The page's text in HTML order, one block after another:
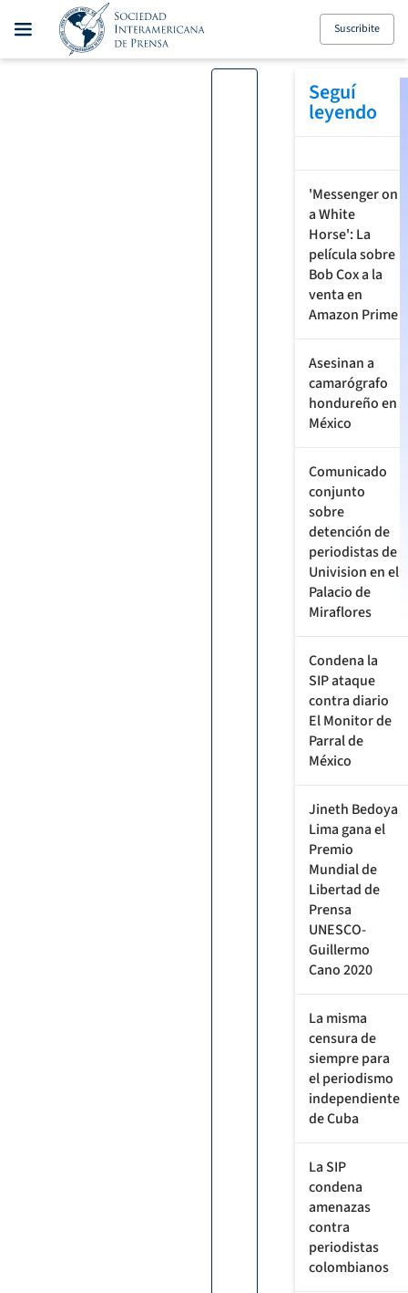
Suscribite
Seguí
leyendo
'Messenger on
a White
Horse': La
película sobre
Bob Cox a la
venta en
Amazon Prime
Asesinan a
camarógrafo
hondureño en
México
Comunicado
conjunto
sobre
detención de
periodistas de
Univision en el
Palacio de
Miraflores
Condena la
SIP ataque
contra diario
El Monitor de
Parral de
México
Jineth Bedoya
Lima gana el
Premio
Mundial de
Libertad de
Prensa
UNESCO-
Guillermo
Cano 2020
La misma
censura de
siempre para
el periodismo
independiente
de Cuba
La SIP
condena
amenazas
contra
periodistas
colombianos